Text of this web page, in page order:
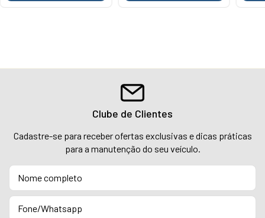
Clube de Clientes
Cadastre-se para receber ofertas exclusivas e dicas práticas
para a manutenção do seu veículo.